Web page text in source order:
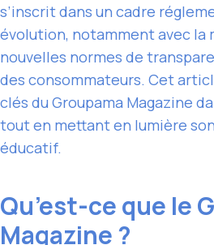
s’inscrit dans un cadre
évolution, notamment avec la
nouvelles normes de
des consommateurs. Cet
clés du Groupama Magazine
tout en mettant en lumière
éducatif.
Qu’est-ce que le
Magazine ?